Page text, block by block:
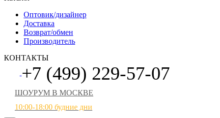
Оптовик/дизайнер
Доставка
Возврат/обмен
Производитель
КОНТАКТЫ
+7 (499) 229-57-07
ШОУРУМ В МОСКВЕ
10:00-18:00 будние дни